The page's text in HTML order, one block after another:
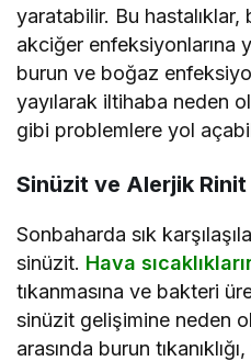
yaratabilir. Bu
akciğer enfeksiyonlarına
burun ve boğaz
yayılarak iltihaba neden
gibi problemlere yol
Sinüzit ve Alerjik Rinit
Sonbaharda sık
sinüzit. Hava
tıkanmasına ve bakteri
sinüzit gelişimine neden
arasında burun